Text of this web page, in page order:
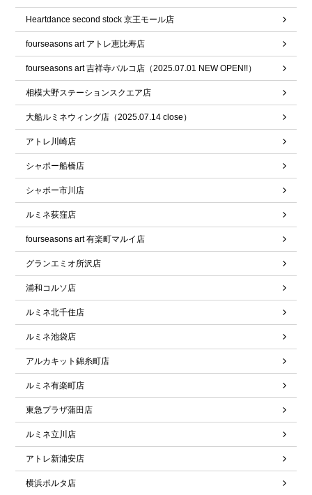
Heartdance second stock 京王モール店
fourseasons art アトレ恵比寿店
fourseasons art 吉祥寺パルコ店（2025.07.01 NEW OPEN!!）
相模大野ステーションスクエア店
大船ルミネウィング店（2025.07.14 close）
アトレ川崎店
シャポー船橋店
シャポー市川店
ルミネ荻窪店
fourseasons art 有楽町マルイ店
グランエミオ所沢店
浦和コルソ店
ルミネ北千住店
ルミネ池袋店
アルカキット錦糸町店
ルミネ有楽町店
東急プラザ蒲田店
ルミネ立川店
アトレ新浦安店
横浜ポルタ店